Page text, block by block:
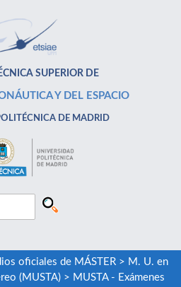
SUPERIOR DE
Y DEL ESPACIO
DE MADRID
oficiales de MÁSTER> M. U. en
(MUSTA)> MUSTA - Exámenes